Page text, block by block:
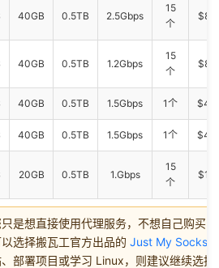
40GB 0.5TB 2.5Gbps
15
个
40GB 0.5TB 1.2Gbps
15
个
40GB 0.5TB 1.5Gbps 1个
40GB 0.5TB 1.5Gbps 1个
20GB 0.5TB 1.Gbps
15
个
是想直接使用代理服务，不想自己购买
选择搬瓦工官方出品的 Just My Socks
部署项目或学习 Linux，则建议继续选择